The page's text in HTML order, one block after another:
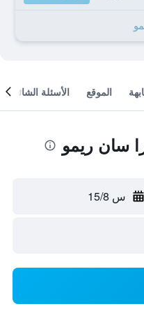
الموقع الأسئلة الشائعة
سان ريمو
س 15/8